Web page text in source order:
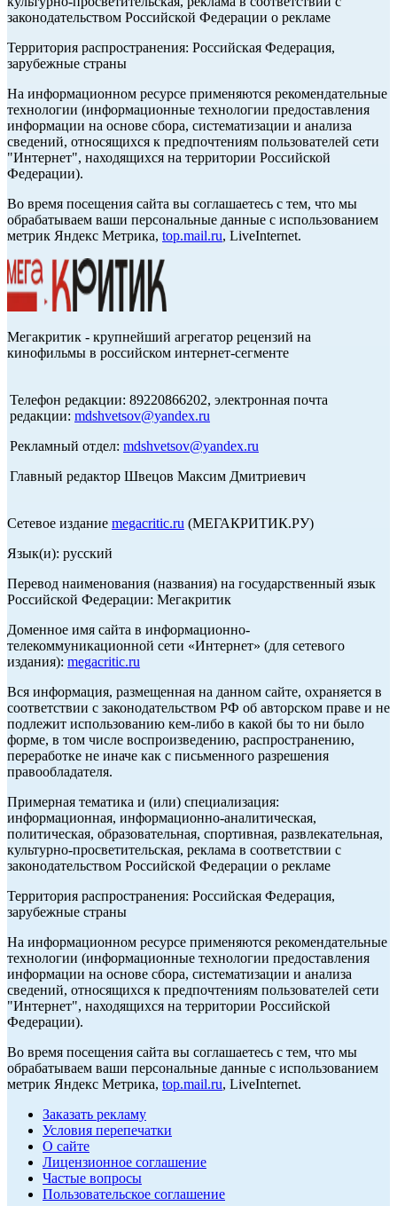
законодательством Российской Федерации о рекламе
Территория распространения: Российская Федерация,
зарубежные страны
На информационном ресурсе применяются рекомендательные
технологии (информационные технологии предоставления
информации на основе сбора, систематизации и анализа
сведений, относящихся к предпочтениям пользователей сети
"Интернет", находящихся на территории Российской
Федерации).
Во время посещения сайта вы соглашаетесь с тем, что мы
обрабатываем ваши персональные данные с использованием
метрик Яндекс Метрика, top.mail.ru, LiveInternet.
Мегакритик - крупнейший агрегатор рецензий на
кинофильмы в российском интернет-сегменте
Телефон редакции: 89220866202, электронная почта
редакции: mdshvetsov@yandex.ru
Рекламный отдел: mdshvetsov@yandex.ru
Главный редактор Швецов Максим Дмитриевич
Сетевое издание megacritic.ru (МЕГАКРИТИК.РУ)
Язык(и): русский
Перевод наименования (названия) на государственный язык
Российской Федерации: Мегакритик
Доменное имя сайта в информационно-
телекоммуникационной сети «Интернет» (для сетевого
издания): megacritic.ru
Вся информация, размещенная на данном сайте, охраняется в
соответствии с законодательством РФ об авторском праве и не
подлежит использованию кем-либо в какой бы то ни было
форме, в том числе воспроизведению, распространению,
переработке не иначе как с письменного разрешения
правообладателя.
Примерная тематика и (или) специализация:
информационная, информационно-аналитическая,
политическая, образовательная, спортивная, развлекательная,
культурно-просветительская, реклама в соответствии с
законодательством Российской Федерации о рекламе
Территория распространения: Российская Федерация,
зарубежные страны
На информационном ресурсе применяются рекомендательные
технологии (информационные технологии предоставления
информации на основе сбора, систематизации и анализа
сведений, относящихся к предпочтениям пользователей сети
"Интернет", находящихся на территории Российской
Федерации).
Во время посещения сайта вы соглашаетесь с тем, что мы
обрабатываем ваши персональные данные с использованием
метрик Яндекс Метрика, top.mail.ru, LiveInternet.
Заказать рекламу
Условия перепечатки
О сайте
Лицензионное соглашение
Частые вопросы
Пользовательское соглашение